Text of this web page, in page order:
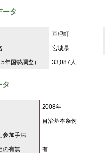
ータ
亘理町
宮城県
年国勢調査） 33,087人
タ
2008年
自治基本条例
参加手法
の有無 有